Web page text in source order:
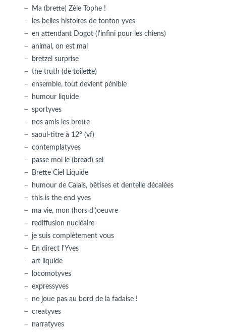
Ma (brette) Zèle Tophe !
les belles histoires de tonton yves
en attendant Dogot (l'infini pour les chiens)
animal, on est mal
bretzel surprise
the truth (de toilette)
ensemble, tout devient pénible
humour liquide
sportyves
nos amis les brette
saoul-titre à 12° (vf)
contemplatyves
passe moi le (bread) sel
Brette Ciel Liquide
humour de Calais, bêtises et dentelle décalées
this is the end yves
ma vie, mon (hors d')oeuvre
rediffusion nucléaire
je suis complètement vous
En direct l'Yves
art liquide
locomotyves
expressyves
ne joue pas au bord de la fadaise !
creatyves
narratyves